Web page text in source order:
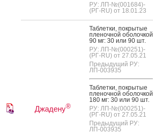
РУ: ЛП-№(001684)-
(РГ-RU) от 18.01.23
Джадену®
Таб­летки, пок­ры­тые
пле­ноч­ной обо­лоч­кой
90 мг: 30 или 90 шт.
РУ: ЛП-№(000251)-
(РГ-RU) от 27.05.21
Предыдущий РУ:
ЛП-003935
Таб­летки, пок­ры­тые
пле­ноч­ной обо­лоч­кой
180 мг: 30 или 90 шт.
РУ: ЛП-№(000251)-
(РГ-RU) от 27.05.21
Предыдущий РУ:
ЛП-003935